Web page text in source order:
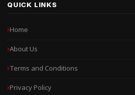
QUICK LINKS
Home
About Us
Terms and Conditions
Privacy Policy